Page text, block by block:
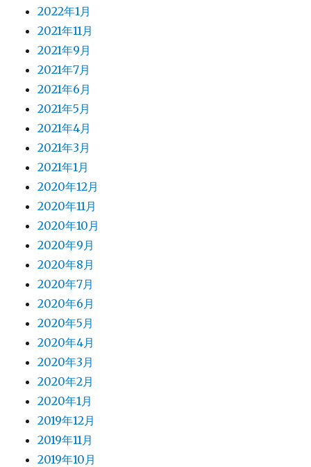
2022年1月
2021年11月
2021年9月
2021年7月
2021年6月
2021年5月
2021年4月
2021年3月
2021年1月
2020年12月
2020年11月
2020年10月
2020年9月
2020年8月
2020年7月
2020年6月
2020年5月
2020年4月
2020年3月
2020年2月
2020年1月
2019年12月
2019年11月
2019年10月